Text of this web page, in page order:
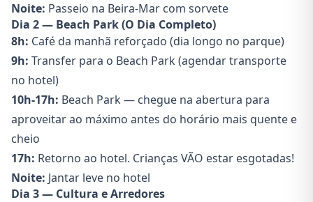
Noite: Passeio na Beira-Mar com sorvete
Dia 2 — Beach Park (O Dia Completo)
8h: Café da manhã reforçado (dia longo no parque)
9h: Transfer para o Beach Park (agendar transporte
no hotel)
10h-17h: Beach Park — chegue na abertura para
aproveitar ao máximo antes do horário mais quente e
cheio
17h: Retorno ao hotel. Crianças VÃO estar esgotadas!
Noite: Jantar leve no hotel
Dia 3 — Cultura e Arredores